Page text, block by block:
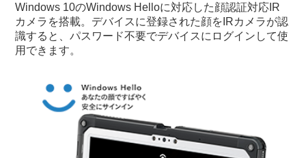
Windows 10のWindows Helloに対応した顔認証対応IR
カメラを搭載。デバイスに登録された顔をIRカメラが認
識すると、パスワード不要でデバイスにログインして使
用できます。